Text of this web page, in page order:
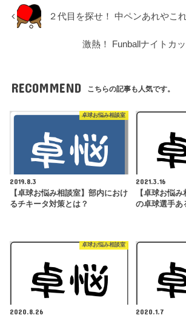
２代目を探せ！ 中ペンあれやこ
激熱！ Funballナイトカ
RECOMMEND こちらの記事も人気です。
卓球お悩み相談室
2019.8.3
【卓球お悩み相談室】部内におけ
るチキータ対策とは？
2021.3.16
【卓球お悩
の卓球選手あ
卓球お悩み相談室
2020.8.26
2020.1.7